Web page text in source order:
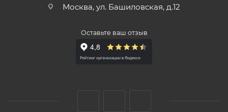
Москва, ул. Башиловская, д.12
Оставьте ваш отзыв